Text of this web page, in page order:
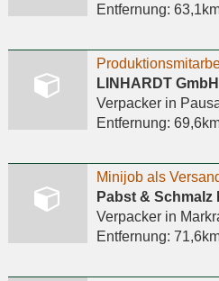
Entfernung:
LINHARDT GmbH
Verpackerin
Entfernung:
Pabst & Schmalz
Verpackerin
Entfernung: